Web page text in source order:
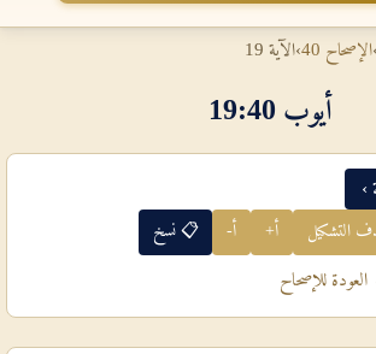
›الإصحاح 40 ›الآية 19
أيوب 40‏:‏19
›
التشكيل أ+ أ- 📋 نسخ
للإصحاح